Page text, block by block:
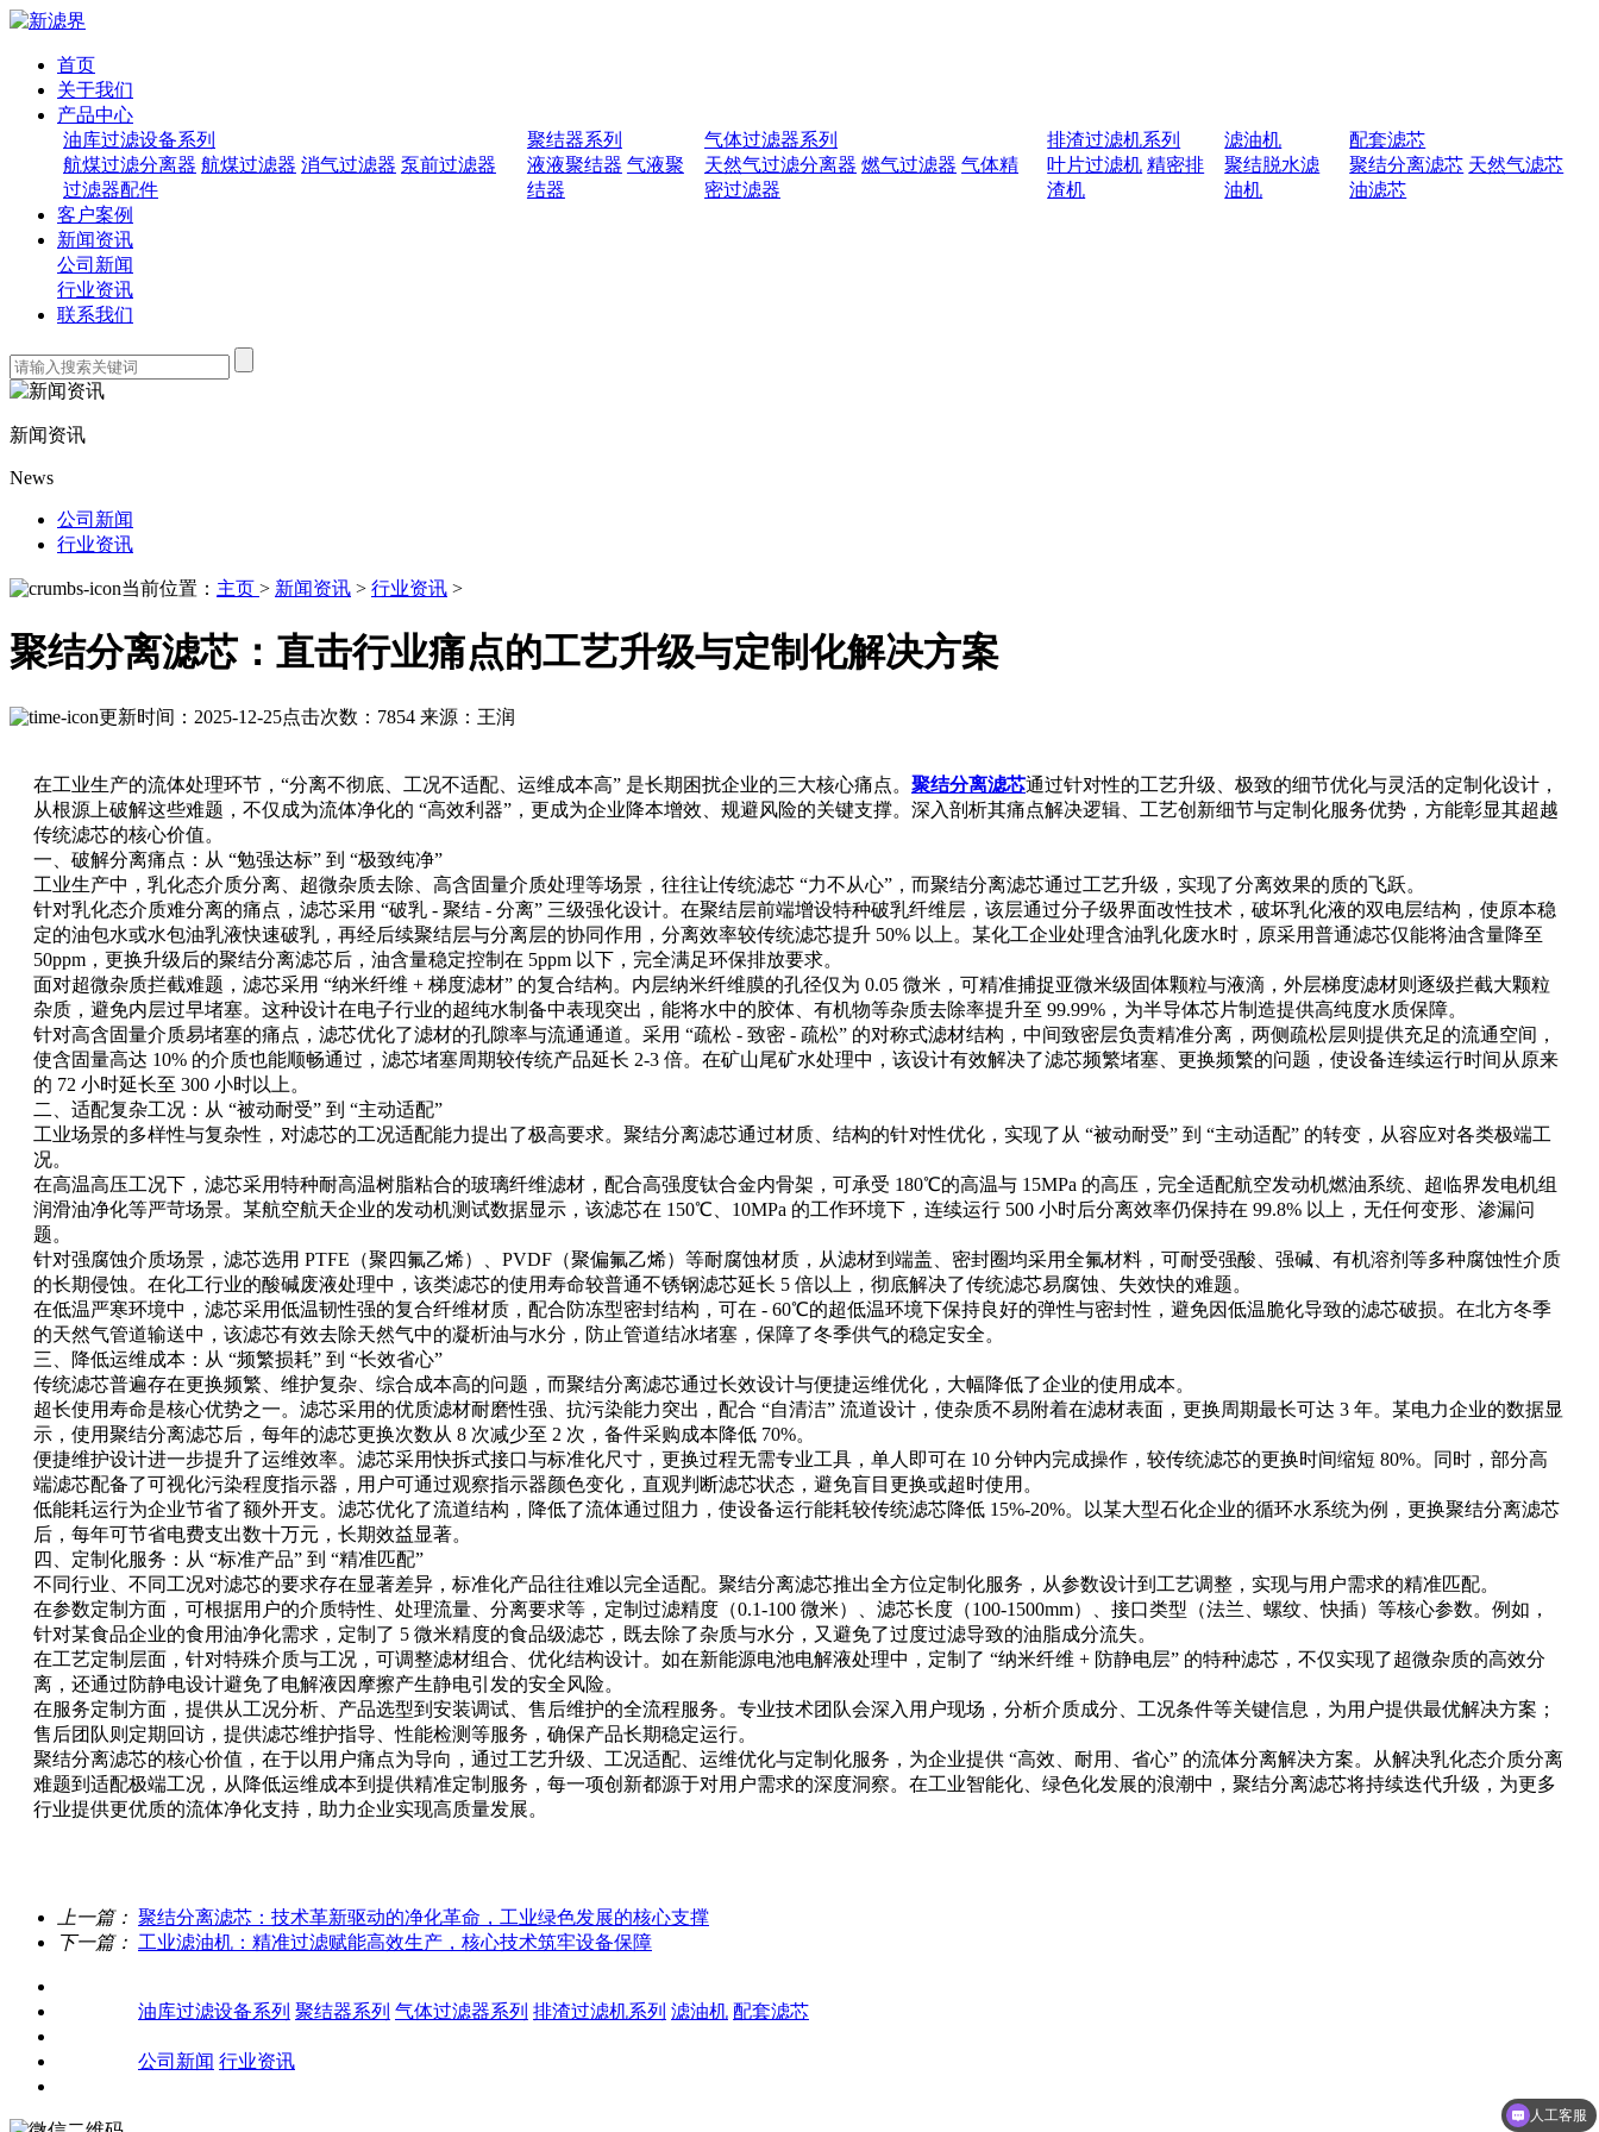
首页
关于我们
产品中心
油库过滤设备系列
航煤过滤分离器 航煤过滤器 消气过滤器 泵前过滤器
过滤器配件
聚结器系列
液液聚结器 气液聚
结器
气体过滤器系列
天然气过滤分离器 燃气过滤器 气体精
密过滤器
排渣过滤机系列
叶片过滤机 精密排
渣机
滤油机
聚结脱水滤
油机
配套滤芯
聚结分离滤芯 天然气滤芯
油滤芯
客户案例
新闻资讯
公司新闻
行业资讯
联系我们
新闻资讯
News
公司新闻
行业资讯
当前位置： 主页 > 新闻资讯 > 行业资讯 >
聚结分离滤芯：直击行业痛点的工艺升级与定制化解决方案
更新时间：2025-12-25点击次数：7854 来源：王润
在工业生产的流体处理环节，“分离不彻底、工况不适配、运维成本高” 是长期困扰企业的三大核心痛点。 聚结分离滤芯通过针对性的工艺升级、极致的细节优化与灵活的定制化设计，
从根源上破解这些难题，不仅成为流体净化的 “高效利器”，更成为企业降本增效、规避风险的关键支撑。深入剖析其痛点解决逻辑、工艺创新细节与定制化服务优势，方能彰显其超越
传统滤芯的核心价值。
一、破解分离痛点：从 “勉强达标” 到 “极致纯净”
工业生产中，乳化态介质分离、超微杂质去除、高含固量介质处理等场景，往往让传统滤芯 “力不从心”，而聚结分离滤芯通过工艺升级，实现了分离效果的质的飞跃。
针对乳化态介质难分离的痛点，滤芯采用 “破乳 - 聚结 - 分离” 三级强化设计。在聚结层前端增设特种破乳纤维层，该层通过分子级界面改性技术，破坏乳化液的双电层结构，使原本稳
定的油包水或水包油乳液快速破乳，再经后续聚结层与分离层的协同作用，分离效率较传统滤芯提升 50% 以上。某化工企业处理含油乳化废水时，原采用普通滤芯仅能将油含量降至
50ppm，更换升级后的聚结分离滤芯后，油含量稳定控制在 5ppm 以下，完全满足环保排放要求。
面对超微杂质拦截难题，滤芯采用 “纳米纤维 + 梯度滤材” 的复合结构。内层纳米纤维膜的孔径仅为 0.05 微米，可精准捕捉亚微米级固体颗粒与液滴，外层梯度滤材则逐级拦截大颗粒
杂质，避免内层过早堵塞。这种设计在电子行业的超纯水制备中表现突出，能将水中的胶体、有机物等杂质去除率提升至 99.99%，为半导体芯片制造提供高纯度水质保障。
针对高含固量介质易堵塞的痛点，滤芯优化了滤材的孔隙率与流通通道。采用 “疏松 - 致密 - 疏松” 的对称式滤材结构，中间致密层负责精准分离，两侧疏松层则提供充足的流通空间，
使含固量高达 10% 的介质也能顺畅通过，滤芯堵塞周期较传统产品延长 2-3 倍。在矿山尾矿水处理中，该设计有效解决了滤芯频繁堵塞、更换频繁的问题，使设备连续运行时间从原来
的 72 小时延长至 300 小时以上。
二、适配复杂工况：从 “被动耐受” 到 “主动适配”
工业场景的多样性与复杂性，对滤芯的工况适配能力提出了极高要求。聚结分离滤芯通过材质、结构的针对性优化，实现了从 “被动耐受” 到 “主动适配” 的转变，从容应对各类极端工
况。
在高温高压工况下，滤芯采用特种耐高温树脂粘合的玻璃纤维滤材，配合高强度钛合金内骨架，可承受 180℃的高温与 15MPa 的高压，完全适配航空发动机燃油系统、超临界发电机组
润滑油净化等严苛场景。某航空航天企业的发动机测试数据显示，该滤芯在 150℃、10MPa 的工作环境下，连续运行 500 小时后分离效率仍保持在 99.8% 以上，无任何变形、渗漏问
题。
针对强腐蚀介质场景，滤芯选用 PTFE（聚四氟乙烯）、PVDF（聚偏氟乙烯）等耐腐蚀材质，从滤材到端盖、密封圈均采用全氟材料，可耐受强酸、强碱、有机溶剂等多种腐蚀性介质
的长期侵蚀。在化工行业的酸碱废液处理中，该类滤芯的使用寿命较普通不锈钢滤芯延长 5 倍以上，彻底解决了传统滤芯易腐蚀、失效快的难题。
在低温严寒环境中，滤芯采用低温韧性强的复合纤维材质，配合防冻型密封结构，可在 - 60℃的超低温环境下保持良好的弹性与密封性，避免因低温脆化导致的滤芯破损。在北方冬季
的天然气管道输送中，该滤芯有效去除天然气中的凝析油与水分，防止管道结冰堵塞，保障了冬季供气的稳定安全。
三、降低运维成本：从 “频繁损耗” 到 “长效省心”
传统滤芯普遍存在更换频繁、维护复杂、综合成本高的问题，而聚结分离滤芯通过长效设计与便捷运维优化，大幅降低了企业的使用成本。
超长使用寿命是核心优势之一。滤芯采用的优质滤材耐磨性强、抗污染能力突出，配合 “自清洁” 流道设计，使杂质不易附着在滤材表面，更换周期最长可达 3 年。某电力企业的数据显
示，使用聚结分离滤芯后，每年的滤芯更换次数从 8 次减少至 2 次，备件采购成本降低 70%。
便捷维护设计进一步提升了运维效率。滤芯采用快拆式接口与标准化尺寸，更换过程无需专业工具，单人即可在 10 分钟内完成操作，较传统滤芯的更换时间缩短 80%。同时，部分高
端滤芯配备了可视化污染程度指示器，用户可通过观察指示器颜色变化，直观判断滤芯状态，避免盲目更换或超时使用。
低能耗运行为企业节省了额外开支。滤芯优化了流道结构，降低了流体通过阻力，使设备运行能耗较传统滤芯降低 15%-20%。以某大型石化企业的循环水系统为例，更换聚结分离滤芯
后，每年可节省电费支出数十万元，长期效益显著。
四、定制化服务：从 “标准产品” 到 “精准匹配”
不同行业、不同工况对滤芯的要求存在显著差异，标准化产品往往难以完全适配。聚结分离滤芯推出全方位定制化服务，从参数设计到工艺调整，实现与用户需求的精准匹配。
在参数定制方面，可根据用户的介质特性、处理流量、分离要求等，定制过滤精度（0.1-100 微米）、滤芯长度（100-1500mm）、接口类型（法兰、螺纹、快插）等核心参数。例如，
针对某食品企业的食用油净化需求，定制了 5 微米精度的食品级滤芯，既去除了杂质与水分，又避免了过度过滤导致的油脂成分流失。
在工艺定制层面，针对特殊介质与工况，可调整滤材组合、优化结构设计。如在新能源电池电解液处理中，定制了 “纳米纤维 + 防静电层” 的特种滤芯，不仅实现了超微杂质的高效分
离，还通过防静电设计避免了电解液因摩擦产生静电引发的安全风险。
在服务定制方面，提供从工况分析、产品选型到安装调试、售后维护的全流程服务。专业技术团队会深入用户现场，分析介质成分、工况条件等关键信息，为用户提供最优解决方案；
售后团队则定期回访，提供滤芯维护指导、性能检测等服务，确保产品长期稳定运行。
聚结分离滤芯的核心价值，在于以用户痛点为导向，通过工艺升级、工况适配、运维优化与定制化服务，为企业提供 “高效、耐用、省心” 的流体分离解决方案。从解决乳化态介质分离
难题到适配极端工况，从降低运维成本到提供精准定制服务，每一项创新都源于对用户需求的深度洞察。在工业智能化、绿色化发展的浪潮中，聚结分离滤芯将持续迭代升级，为更多
行业提供更优质的流体净化支持，助力企业实现高质量发展。
上一篇： 聚结分离滤芯：技术革新驱动的净化革命，工业绿色发展的核心支撑
下一篇： 工业滤油机：精准过滤赋能高效生产，核心技术筑牢设备保障
油库过滤设备系列 聚结器系列 气体过滤器系列 排渣过滤机系列 滤油机 配套滤芯
公司新闻 行业资讯
人工客服